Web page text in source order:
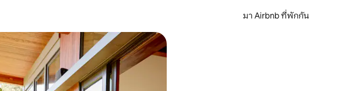
มา Airbnb ที่พักกัน